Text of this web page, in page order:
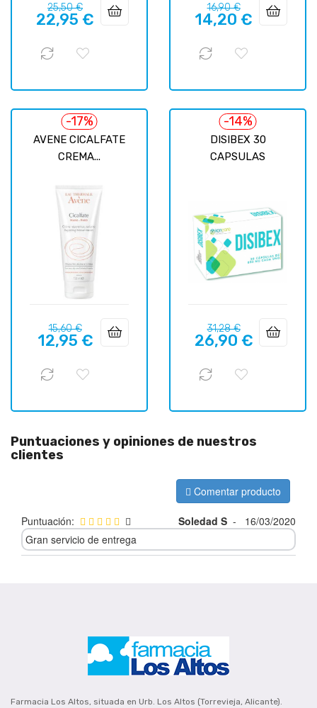
Precio
regular
25,50 €Precio
22,95 €
Precio
regular
16,90 €Precio
14,20 €
AVENE CICALFATE
CREMA...
-17%
Precio
regular
15,60 €Precio
12,95 €
DISIBEX 30
CAPSULAS
-14%
Precio
regular
31,28 €Precio
26,90 €
Puntuaciones y opiniones de nuestros
clientes
Comentar producto
Puntuación: Soledad S -
16/03/2020
Gran servicio de entrega
Farmacia Los Altos, situada en Urb. Los Altos (Torrevieja, Alicante).